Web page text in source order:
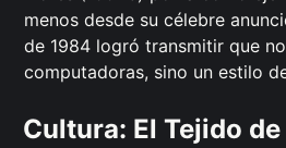
menos desde su célebre
de 1984 logró transmitir que
computadoras, sino un estilo
Cultura: El Tejido